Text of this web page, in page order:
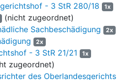
in der Sache ohne Erfolg. Die
für den Erlass der
(§§ 102, 105 StPO ) lagen vor.
bestand ein auf konkreten
einer Straftat.
- 3 StR 280/18
1x
(nicht zugeordnet)
Sachbeschädigung
2x
2x
- 3 StR 21/21 1x
zugeordnet)
des Oberlandesgerichts